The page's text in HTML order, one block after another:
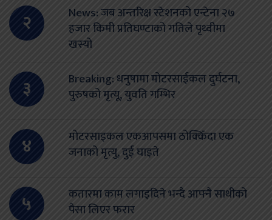
२
News: जब अन्तरिक्ष स्टेशनको एन्टेना २७
हजार किमी प्रतिघण्टाको गतिले पृथ्वीमा
खस्यो
३
Breaking: धनुषामा मोटरसाईकल दुर्घटना,
पुरुषको मृत्यू, युवति गम्भिर
४
मोटरसाइकल एकआपसमा ठोक्किँदा एक
जनाको मृत्यु, दुई घाइते
५
कतारमा काम लगाइदिने भन्दै आफ्नै साथीको
पैसा लिएर फरार